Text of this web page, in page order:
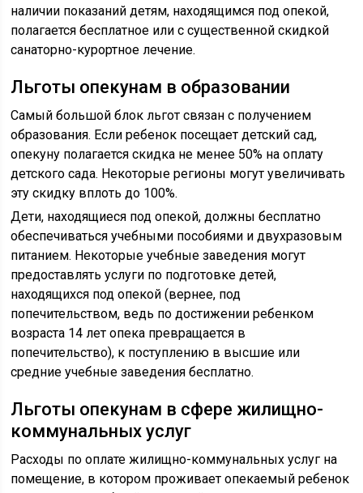
наличии показаний детям, находящимся под опекой,
полагается бесплатное или с существенной скидкой
санаторно-курортное лечение.
Льготы опекунам в образовании
Самый большой блок льгот связан с получением
образования. Если ребенок посещает детский сад,
опекуну полагается скидка не менее 50% на оплату
детского сада. Некоторые регионы могут увеличивать
эту скидку вплоть до 100%.
Дети, находящиеся под опекой, должны бесплатно
обеспечиваться учебными пособиями и двухразовым
питанием. Некоторые учебные заведения могут
предоставлять услуги по подготовке детей,
находящихся под опекой (вернее, под
попечительством, ведь по достижении ребенком
возраста 14 лет опека превращается в
попечительство), к поступлению в высшие или
средние учебные заведения бесплатно.
Льготы опекунам в сфере жилищно-
коммунальных услуг
Расходы по оплате жилищно-коммунальных услуг на
помещение, в котором проживает опекаемый ребенок